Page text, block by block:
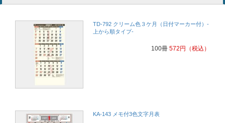
TD-792 クリーム色３ケ月（日付マーカー付）-
上から順タイプ-
100冊 572 円 （税込）
KA-143 メモ付3色文字月表